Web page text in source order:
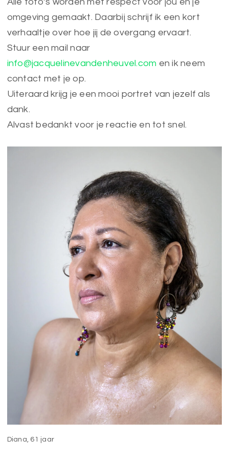
omgeving gemaakt. Daarbij schrijf ik een kort
verhaaltje over hoe jij de overgang ervaart.
Stuur een mail naar
info@jacquelinevandenheuvel.com en ik neem
contact met je op.
Uiteraard krijg je een mooi portret van jezelf als
dank.
Alvast bedankt voor je reactie en tot snel.
Diana, 61 jaar